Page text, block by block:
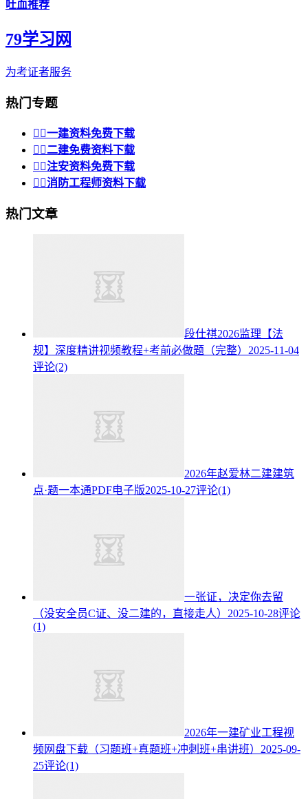
吐血推荐
79学习网
为考证者服务
热门专题
 一建资料免费下载
 二建免费资料下载
 注安资料免费下载
 消防工程师资料下载
热门文章
段仕祺2026监理【法
规】深度精讲视频教程+考前必做题（完整） 2025-11-04
评论(2)
2026年赵爱林二建建筑
点·题一本通PDF电子版2025-10-27评论(1)
一张证，决定你去留
（没安全员C证、没二建的，直接走人） 2025-10-28评论
(1)
2026年一建矿业工程视
频网盘下载（习题班+真题班+冲刺班+串讲班） 2025-09-
25评论(1)